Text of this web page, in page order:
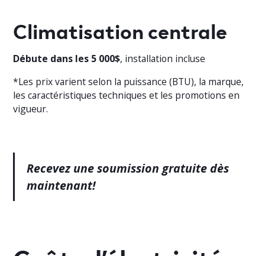
Climatisation centrale
Débute dans les 5 000$, installation incluse
*Les prix varient selon la puissance (BTU), la marque,
les caractéristiques techniques et les promotions en
vigueur.
Recevez une soumission gratuite dès
maintenant!